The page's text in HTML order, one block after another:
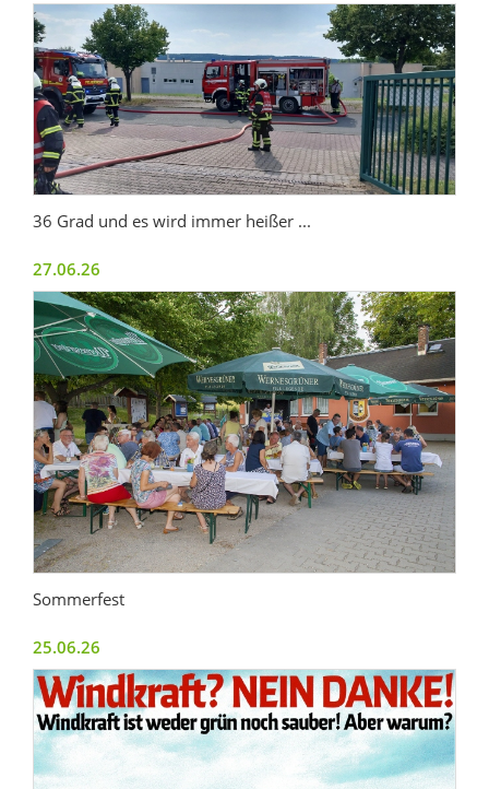
36 Grad und es wird immer heißer ...
27.06.26
Sommerfest
25.06.26